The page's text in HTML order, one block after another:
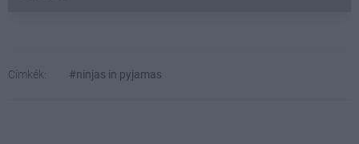
Címkék: #ninjas in pyjamas